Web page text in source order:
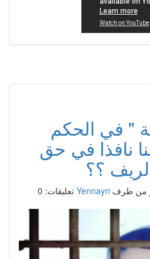
" في الحكم
نافذا في حق
؟؟
من طرف Yennayri تعليقات: 0